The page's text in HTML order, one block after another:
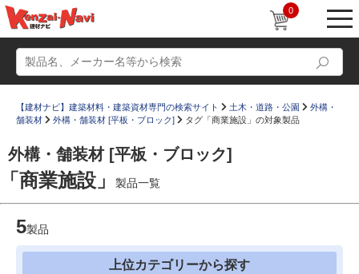
0
動画 ショールーム
かたなび
設計士インタビュー
【建材ナビ】建築材料・建築資材専門の検索サイト 土木・道路・公園
外構・
舗装材
外構・舗装材 [平板・ブロック] タグ「商業施設」の対象製品
外構・舗装材 [平板・ブロック]
「商業施設」 製品一覧
5製品
上位カテゴリーから探す